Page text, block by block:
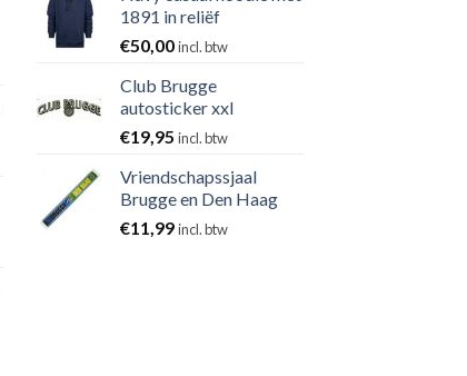
1891 in reliëf
€50,00incl. btw
Club Brugge
autosticker xxl
€19,95 incl. btw
Vriendschapssjaal
Brugge en Den Haag
€11,99incl. btw